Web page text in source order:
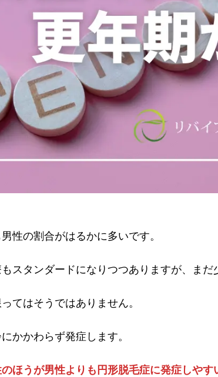
性の割合がはるかに多いです。
スタンダードになりつつありますが、まだ
てはそうではありません。
かかわらず発症します。
ほうが男性よりも円形脱毛症に発症しやす